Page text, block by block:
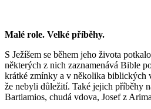
Malé role. Velké příběhy.
S Ježíšem se během jeho života
některých z nich zaznamenává Bible
krátké zmínky a v několika biblických
že nebyli důležití. Také jejich příběhy
Bartiamios, chudá vdova, Josef z